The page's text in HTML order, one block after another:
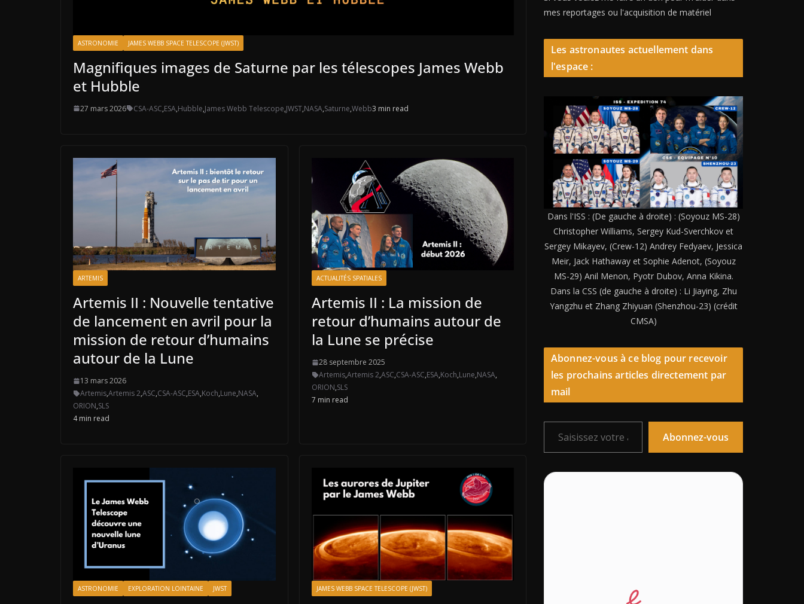
ASTRONOMIE JAMES WEBB SPACE TELESCOPE (JWST)
Magnifiques images de Saturne par les télescopes James Webb
et Hubble
27 mars 2026 CSA-ASC,ESA,Hubble,James Webb Telescope,JWST,NASA,Saturne,Webb3 min read
ARTEMIS
Artemis II : Nouvelle tentative
de lancement en avril pour la
mission de retour d’humains
autour de la Lune
13 mars 2026
Artemis,Artemis 2,ASC,CSA-ASC,ESA,Koch,Lune,NASA,
ORION,SLS
4 min read
ACTUALITÉS SPATIALES
Artemis II : La mission de
retour d’humains autour de
la Lune se précise
28 septembre 2025
Artemis,Artemis 2,ASC,CSA-ASC,ESA,Koch,Lune,NASA,
ORION,SLS
7 min read
ASTRONOMIE EXPLORATION LOINTAINE JWST JAMES WEBB SPACE TELESCOPE (JWST)
mes reportages ou l'acquisition de matériel
Les astronautes actuellement dans
l'espace :
Dans l'ISS : (De gauche à droite) : (Soyouz MS-28)
Christopher Williams, Sergey Kud-Sverchkov et
Sergey Mikayev, (Crew-12) Andrey Fedyaev, Jessica
Meir, Jack Hathaway et Sophie Adenot, (Soyouz
MS-29) Anil Menon, Pyotr Dubov, Anna Kikina.
Dans la CSS (de gauche à droite) : Li Jiaying, Zhu
Yangzhu et Zhang Zhiyuan (Shenzhou-23) (crédit
CMSA)
Abonnez-vous à ce blog pour recevoir
les prochains articles directement par
mail
Saisissez votre adresse e-mail…
Abonnez-vous